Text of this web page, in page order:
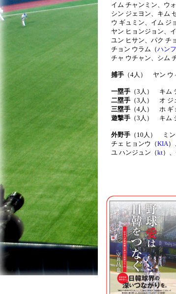
イム チャンミン、ウ
シン ジェヨン、キム
ウ ギュミン、イム ジ
ヤン ヒョンジョン、
ユン ヒサン、パク チ
チョン ウラム（ハン
チャ ウチャン、シム
捕手 （4人） ヤン ウ
一塁手 （3人） キム
二塁手 （3人） オ ジ
三塁手 （4人） ホ ギ
遊撃手 （3人） キム
外野手 （10人） ミン
チェ ヒョンウ（KIA）
ユ ハンジュン（kt）